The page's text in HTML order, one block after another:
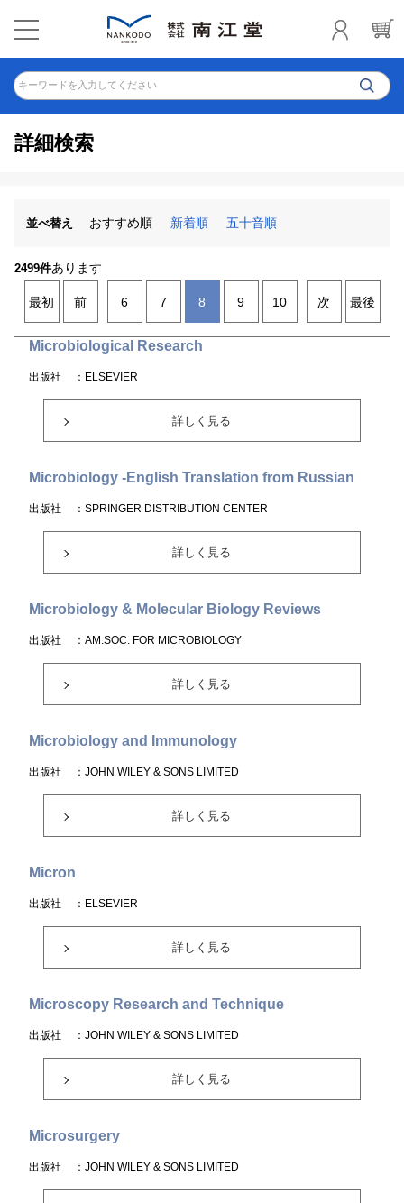
キーワードを入力してください
詳細検索
並べ替え おすすめ順 新着順 五十音順
2499件あります
最初 前 6 7 8 9 10 次 最後
Microbiological Research
出版社 ：ELSEVIER
詳しく見る
Microbiology -English Translation from Russian
出版社 ：SPRINGER DISTRIBUTION CENTER
詳しく見る
Microbiology & Molecular Biology Reviews
出版社 ：AM.SOC. FOR MICROBIOLOGY
詳しく見る
Microbiology and Immunology
出版社 ：JOHN WILEY & SONS LIMITED
詳しく見る
Micron
出版社 ：ELSEVIER
詳しく見る
Microscopy Research and Technique
出版社 ：JOHN WILEY & SONS LIMITED
詳しく見る
Microsurgery
出版社 ：JOHN WILEY & SONS LIMITED